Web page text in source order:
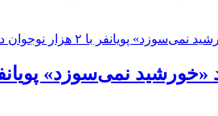
پویانفر با ۲ هزار نوجوان در